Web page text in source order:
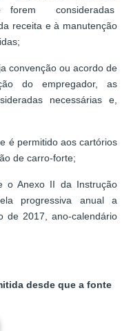
forem consideradas
receita e à manutenção
ou acordo de
do empregador, as
necessárias e,
aos cartórios
de carro-forte;
II da Instrução
progressiva anual a
de 2017, ano-calendário
desde que a fonte